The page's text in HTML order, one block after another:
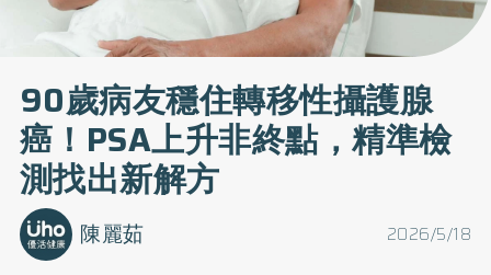
90歲病友穩住轉移性攝護腺
癌！PSA上升非終點，精準檢
測找出新解方
2026/5/18
陳麗茹